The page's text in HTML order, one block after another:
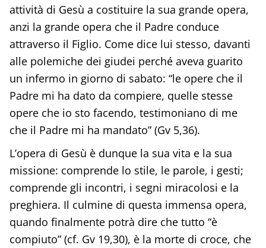
attività di Gesù a costituire la sua grande opera,
anzi la grande opera che il Padre conduce
attraverso il Figlio. Come dice lui stesso, davanti
alle polemiche dei giudei perché aveva guarito
un infermo in giorno di sabato: “le opere che il
Padre mi ha dato da compiere, quelle stesse
opere che io sto facendo, testimoniano di me
che il Padre mi ha mandato” (Gv 5,36).
L’opera di Gesù è dunque la sua vita e la sua
missione: comprende lo stile, le parole, i gesti;
comprende gli incontri, i segni miracolosi e la
preghiera. Il culmine di questa immensa opera,
quando finalmente potrà dire che tutto “è
compiuto” (cf. Gv 19,30), è la morte di croce, che